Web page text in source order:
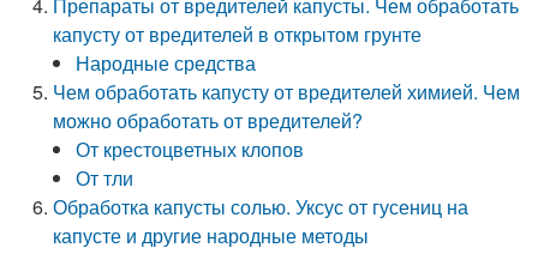
капусту от вредителей в открытом грунте
Народные средства
Чем обработать капусту от вредителей химией. Чем
можно обработать от вредителей?
От крестоцветных клопов
От тли
Обработка капусты солью. Уксус от гусениц на
капусте и другие народные методы